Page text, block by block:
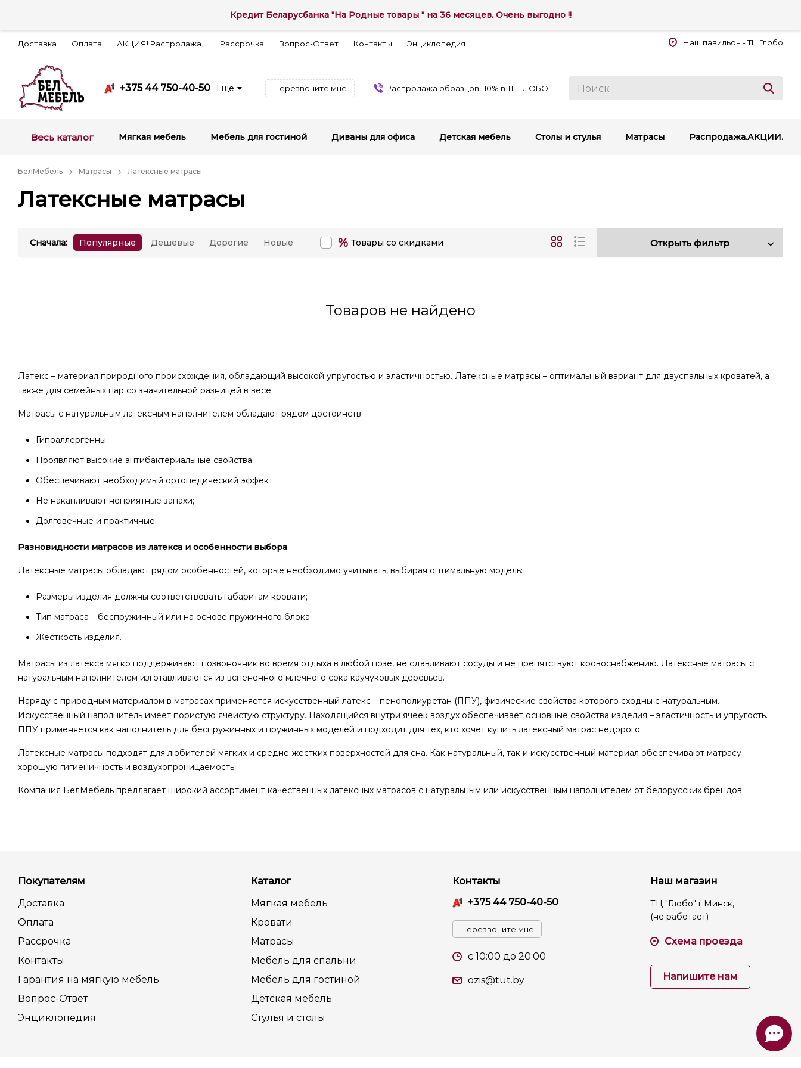
Доставка Оплата АКЦИЯ! Распродажа . Рассрочка Вопрос-Ответ Контакты Энциклопедия Наш павильон - ТЦ Глобо
+375 44 750-40-50 Еще Перезвоните мне Распродажа образцов -10% в ТЦ ГЛОБО!
Весь каталог Мягкая мебель Мебель для гостиной Диваны для офиса Детская мебель Столы и стулья Матрасы Распродажа.АКЦИИ.
БелМебель Матрасы Латексные матрасы
Латексные матрасы
Сначала: Популярные Дешевые Дорогие Новые % Товары со скидками Открыть фильтр
Товаров не найдено
Латекс – материал природного происхождения, обладающий высокой упругостью и эластичностью. Латексные матрасы – оптимальный вариант для двуспальных кроватей, а
также для семейных пар со значительной разницей в весе.
Матрасы с натуральным латексным наполнителем обладают рядом достоинств:
Гипоаллергенны;
Проявляют высокие антибактериальные свойства;
Обеспечивают необходимый ортопедический эффект;
Не накапливают неприятные запахи;
Долговечные и практичные.
Разновидности матрасов из латекса и особенности выбора
Латексные матрасы обладают рядом особенностей, которые необходимо учитывать, выбирая оптимальную модель:
Размеры изделия должны соответствовать габаритам кровати;
Тип матраса – беспружинный или на основе пружинного блока;
Жесткость изделия.
Матрасы из латекса мягко поддерживают позвоночник во время отдыха в любой позе, не сдавливают сосуды и не препятствуют кровоснабжению. Латексные матрасы с
натуральным наполнителем изготавливаются из вспененного млечного сока каучуковых деревьев.
Наряду с природным материалом в матрасах применяется искусственный латекс – пенополиуретан (ППУ), физические свойства которого сходны с натуральным.
Искусственный наполнитель имеет пористую ячеистую структуру. Находящийся внутри ячеек воздух обеспечивает основные свойства изделия – эластичность и упругость.
ППУ применяется как наполнитель для беспружинных и пружинных моделей и подходит для тех, кто хочет купить латексный матрас недорого.
Латексные матрасы подходят для любителей мягких и средне-жестких поверхностей для сна. Как натуральный, так и искусственный материал обеспечивают матрасу
хорошую гигиеничность и воздухопроницаемость.
Компания БелМебель предлагает широкий ассортимент качественных латексных матрасов с натуральным или искусственным наполнителем от белорусских брендов.
Покупателям
Доставка
Оплата
Рассрочка
Контакты
Гарантия на мягкую мебель
Вопрос-Ответ
Энциклопедия
Каталог
Мягкая мебель
Кровати
Матрасы
Мебель для спальни
Мебель для гостиной
Детская мебель
Стулья и столы
Контакты
+375 44 750-40-50
Перезвоните мне
c 10:00 до 20:00
ozis@tut.by
Наш магазин
ТЦ "Глобо" г.Минск,
(не работает)
Схема проезда
Напишите нам
Кредит Беларусбанка "На Родные товары " на 36 месяцев. Очень выгодно !!